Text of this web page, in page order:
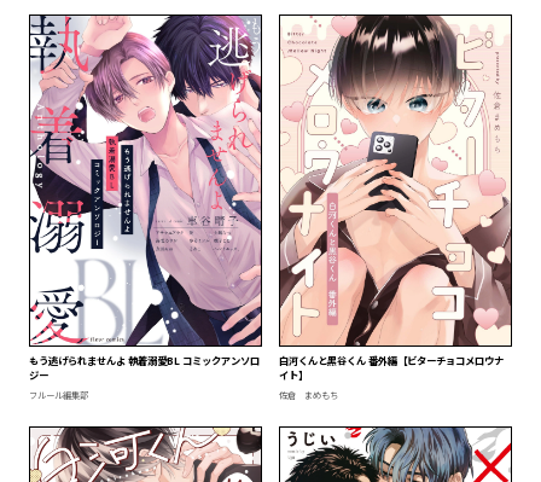
もう逃げられませんよ 執着溺愛BL コミックアンソロ
ジー
フルール編集部
白河くんと黒谷くん 番外編【ビターチョコメロウナ
イト】
佐倉 まめもち